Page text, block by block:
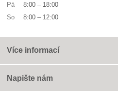
Pá
8:00 – 18:00
So
8:00 – 12:00
Více informací
Napište nám